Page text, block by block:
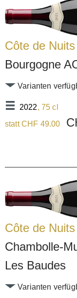
Côte de Nuits
Bourgogne
2022, 75 cl
Varianten
statt CHF 49.00
Côte de Nuits
Chambolle-
Les Baudes
Varianten